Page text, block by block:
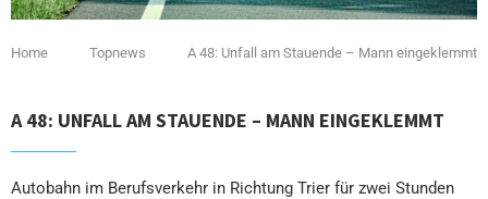
Home Topnews A 48: Unfall am Stauende – Mann eingeklemmt
A 48: UNFALL AM STAUENDE – MANN EINGEKLEMMT
Autobahn im Berufsverkehr in Richtung Trier für zwei Stunden